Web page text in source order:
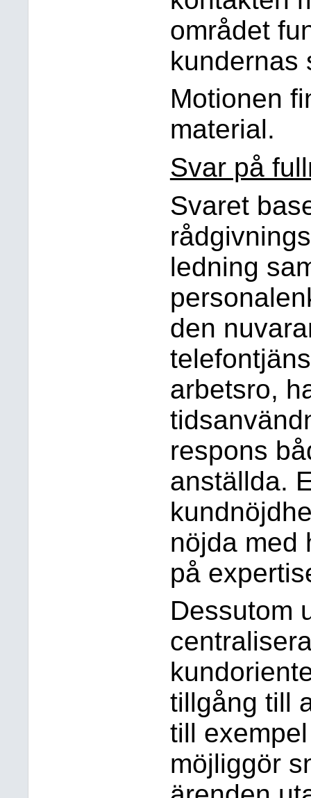
området
kundernas
Motionen
material.
Svar på
Svaret
ledning
den
arbetsro,
respons
anställda.
nöjda med
på
Dessutom
tillgång till
till
möjliggör